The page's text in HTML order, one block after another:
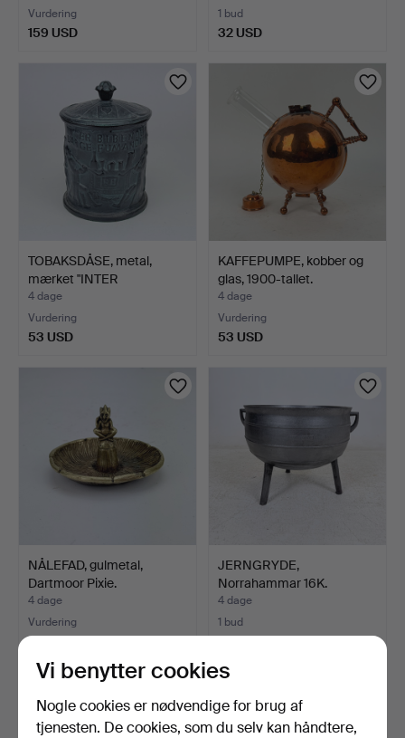
Vurdering
159 USD
1 bud
32 USD
TOBAKSDÅSE, metal,
mærket "INTER
BIBENDUM,…
4 dage
Vurdering
53 USD
KAFFEPUMPE, kobber og
glas, 1900-tallet.
4 dage
Vurdering
53 USD
NÅLEFAD, gulmetal,
Dartmoor Pixie.
4 dage
Vurdering
53 USD
JERNGRYDE,
Norrahammar 16K.
4 dage
1 bud
32 USD
Vi benytter cookies
Nogle cookies er nødvendige for brug af
tjenesten. De cookies, som du selv kan håndtere,